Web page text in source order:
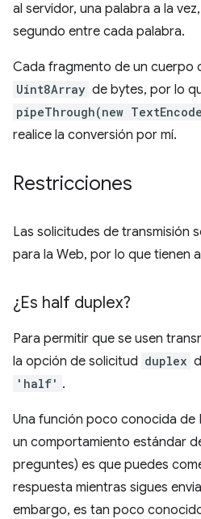
al servidor, una palabra a la
segundo entre cada palabra.
Cada fragmento de un cuerpo
Uint8Array de bytes, por lo
pipeThrough(new
realice la conversión por mí.
Restricciones
Las solicitudes de transmisión
para la Web, por lo que tienen
¿Es half duplex?
Para permitir que se usen
la opción de solicitud duplex
'half' .
Una función poco conocida de
un comportamiento estándar
preguntes) es que puedes
respuesta mientras sigues
embargo, es tan poco